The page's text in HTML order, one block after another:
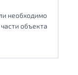
необходимо
объекта